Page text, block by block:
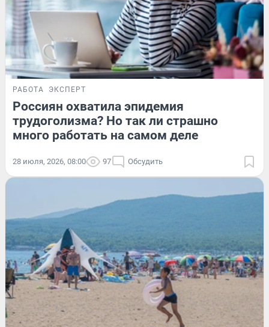
РАБОТА ЭКСПЕРТ
Россиян охватила эпидемия
трудоголизма? Но так ли страшно
много работать на самом деле
28 июля, 2026, 08:00 97 Обсудить